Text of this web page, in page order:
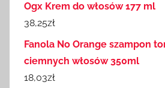
Ogx Krem do włosów 177 ml
38,25zł
Fanola No Orange szampon
ciemnych włosów 350ml
18,03zł